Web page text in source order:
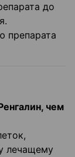
до
препарата
чем
лечащему